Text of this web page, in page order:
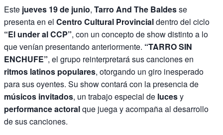
Este jueves 19 de junio, Tarro And The Baldesse
presenta en el Centro Cultural Provincialdentro del ciclo
“El under al CCP”, con un concepto de show distinto a lo
que venían presentando anteriormente. “TARRO SIN
ENCHUFE”, el grupo reinterpretará sus canciones en
ritmos latinos populares, otorgando un giro inesperado
para sus oyentes. Su show contará con la presencia de
músicos invitados, un trabajo especial de lucesy
performance actoralque juega y acompaña al desarrollo
de sus canciones.